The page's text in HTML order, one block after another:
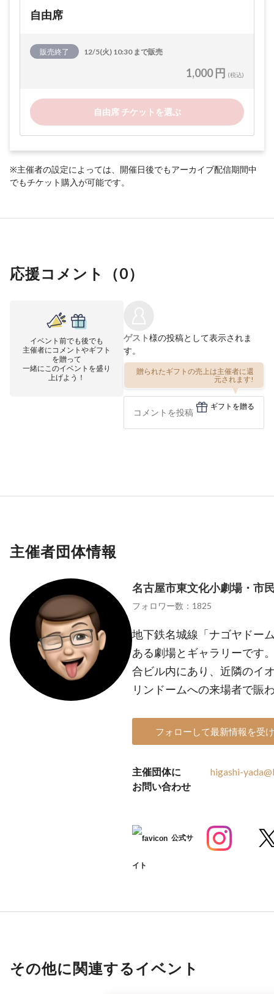
自由席
販売終了 12/5(火) 10:30 まで販売
1,000 円 (税込)
自由席 チケットを選ぶ
※主催者の設定によっては、開催日後でもアーカイブ配信期間中
でもチケット購入が可能です。
応援コメント（0）
イベント前でも後でも
主催者にコメントやギフト
を贈って
一緒にこのイベントを盛り
上げよう！
ゲスト様の投稿として表示されま
す。
贈られたギフトの売上は主催者に還
元されます!
ギフトを贈る
主催者団体情報
名古屋市東文化小劇場・市
フォロワー数：1825
地下鉄名城線「ナゴヤドー
ある劇場とギャラリーです
合ビル内にあり、近隣のイ
リンドームへの来場者で賑
フォローして最新情報を受
主催団体に
お問い合わせ
higashi-
公式サ
イト
その他に関連するイベント